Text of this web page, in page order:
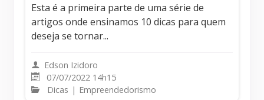
Esta é a primeira parte de uma série de
artigos onde ensinamos 10 dicas para quem
deseja se tornar...
Edson Izidoro
07/07/2022 14h15
Dicas | Empreendedorismo